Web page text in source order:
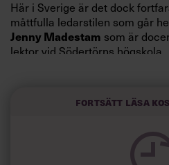
Här i Sverige är det dock
måttfulla ledarstilen som går
Jenny Madestam som är
lektor vid Södertörns högskola.
kompetenta och stå med båda
spelevink i högklackat, är hur
önskningar som svenskarna
Fortsätt läsa